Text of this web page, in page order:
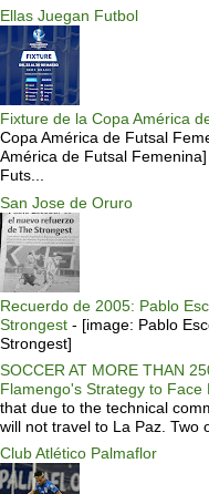
Ellas Juegan Futbol
Fixture de la Copa América
Copa América de Futsal
América de Futsal
Futs...
San Jose de Oruro
Recuerdo de 2005: Pablo
Strongest - [image: Pablo
Strongest]
SOCCER AT MORE THAN
Flamengo's Strategy to Face
that due to the technical
will not travel to La Paz. Two
Club Atlético Palmaflor